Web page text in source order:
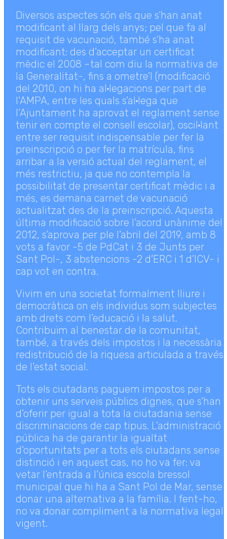
Diversos aspectes són els que s’han anat
modificant al llarg dels anys; pel que fa al
requisit de vacunació, també s’ha anat
modificant: des d’acceptar un certificat
mèdic el 2008 –tal com diu la normativa de
la Generalitat-, fins a ometre’l (modificació
del 2010, on hi ha al·legacions per part de
l’AMPA, entre les quals s’al·lega que
l’Ajuntament ha aprovat el reglament sense
tenir en compte el consell escolar), oscil·lant
entre ser requisit indispensable per fer la
preinscripció o per fer la matrícula, fins
arribar a la versió actual del reglament, el
més restrictiu, ja que no contempla la
possibilitat de presentar certificat mèdic i a
més, es demana carnet de vacunació
actualitzat des de la preinscripció. Aquesta
última modificació sobre l’acord unànime del
2012, s’aprova per ple l’abril del 2019, amb 8
vots a favor -5 de PdCat i 3 de Junts per
Sant Pol-, 3 abstencions -2 d’ERC i 1 d’ICV- i
cap vot en contra.
Vivim en una societat formalment lliure i
democràtica on els individus som subjectes
amb drets com l’educació i la salut.
Contribuïm al benestar de la comunitat,
també, a través dels impostos i la necessària
redistribució de la riquesa articulada a través
de l’estat social.
Tots els ciutadans paguem impostos per a
obtenir uns serveis públics dignes, que s’han
d’oferir per igual a tota la ciutadania sense
discriminacions de cap tipus. L’administració
pública ha de garantir la igualtat
d’oportunitats per a tots els ciutadans sense
distinció i en aquest cas, no ho va fer: va
vetar l’entrada a l’única escola bressol
municipal que hi ha a Sant Pol de Mar, sense
donar una alternativa a la família. I fent-ho,
no va donar compliment a la normativa legal
vigent.